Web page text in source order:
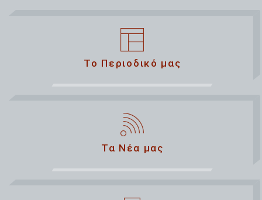
Το Περιοδικό μας
Τα Νέα μας